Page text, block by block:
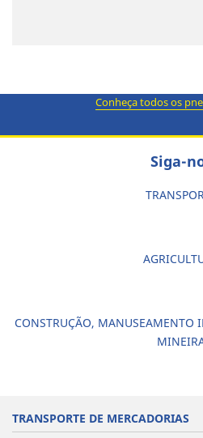
Conheça todos os
Siga-
CONSTRUÇÃO, MANUSEAMENTO
TRANSPORTE DE MERCADORIAS